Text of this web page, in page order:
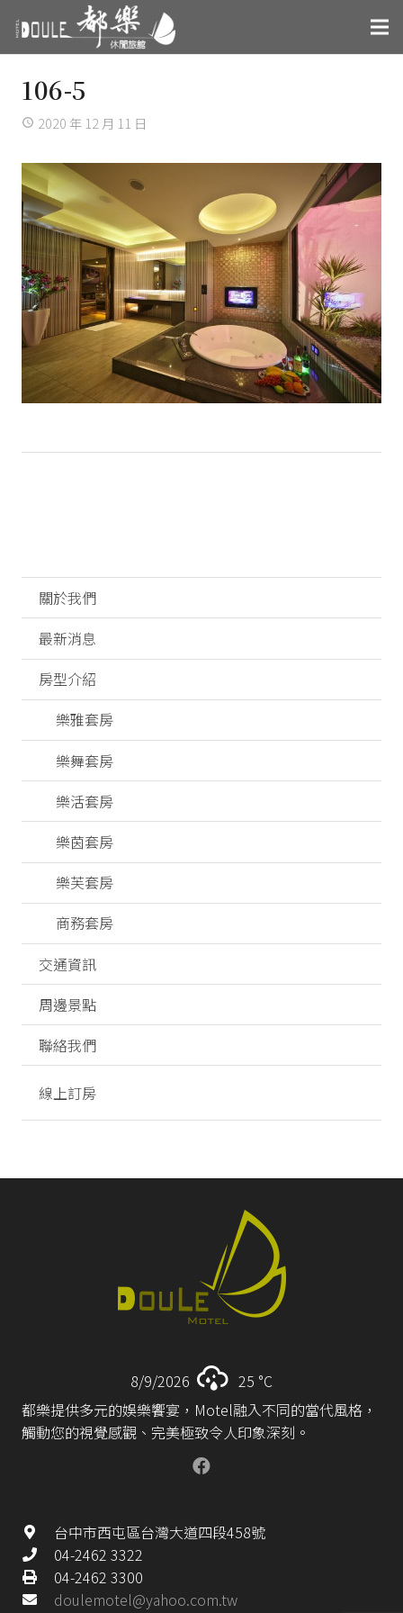
106-5
access_time 2020 年 12 月 11 日
關於我們
最新消息
房型介紹
樂雅套房
樂舞套房
樂活套房
樂茵套房
樂芙套房
商務套房
交通資訊
周邊景點
聯絡我們
線上訂房
8/9/2026 25 °C
都樂提供多元的娛樂饗宴，Motel融入不同的當代風格，
觸動您的視覺感觀、完美極致令人印象深刻。
台中市西屯區台灣大道四段458號
04-2462 3322
04-2462 3300
doulemotel@yahoo.com.tw